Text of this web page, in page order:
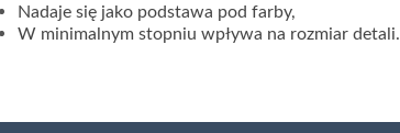
Nadaje się jako podstawa pod farby,
W minimalnym stopniu wpływa na rozmiar detali.